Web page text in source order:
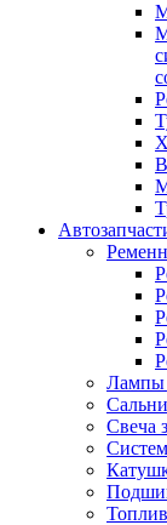
Лампы
Свеча